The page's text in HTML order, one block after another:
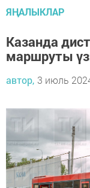
ЯҢАЛЫКЛАР
Казанда
маршруты
автор, 3 июль